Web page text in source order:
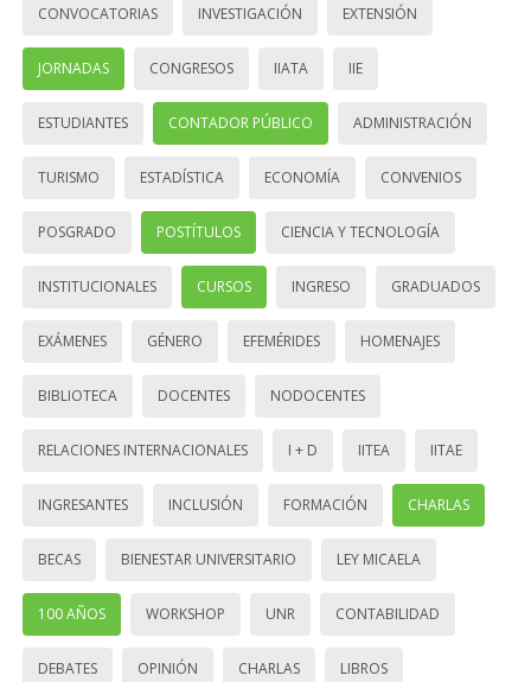
CONVOCATORIAS INVESTIGACIÓN EXTENSIÓN
JORNADAS CONGRESOS IIATA IIE
ESTUDIANTES CONTADOR PÚBLICO ADMINISTRACIÓN
TURISMO ESTADÍSTICA ECONOMÍA CONVENIOS
POSGRADO POSTÍTULOS CIENCIA Y TECNOLOGÍA
INSTITUCIONALES CURSOS INGRESO GRADUADOS
EXÁMENES GÉNERO EFEMÉRIDES HOMENAJES
BIBLIOTECA DOCENTES NODOCENTES
RELACIONES INTERNACIONALES I + D IITEA IITAE
INGRESANTES INCLUSIÓN FORMACIÓN CHARLAS
BECAS BIENESTAR UNIVERSITARIO LEY MICAELA
100 AÑOS WORKSHOP UNR CONTABILIDAD
DEBATES OPINIÓN CHARLAS LIBROS